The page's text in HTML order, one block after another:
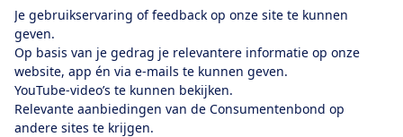
Je gebruikservaring of feedback op onze site te kunnen
geven.
Op basis van je gedrag je relevantere informatie op onze
website, app én via e-mails te kunnen geven.
YouTube-video’s te kunnen bekijken.
Relevante aanbiedingen van de Consumentenbond op
andere sites te krijgen.
app
Algemene Voorwaarden
Privacyverklaring
Cookiebeleid
Privacyvoorkeuren
Toegankelijkheid